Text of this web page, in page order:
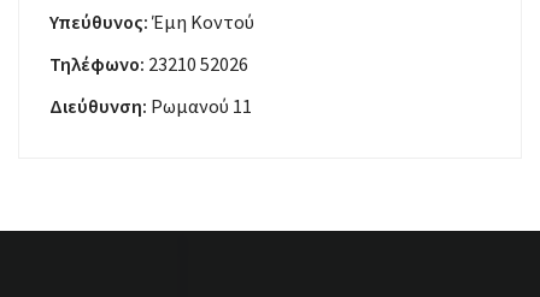
Υπεύθυνος: Έμη Κοντού
Τηλέφωνο: 23210 52026
Διεύθυνση: Ρωμανού 11